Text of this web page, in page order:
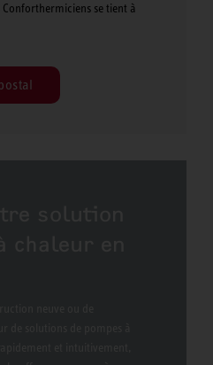
se tient à